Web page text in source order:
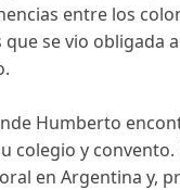
entre los
se vio
Humberto
colegio y
en Argentina y,